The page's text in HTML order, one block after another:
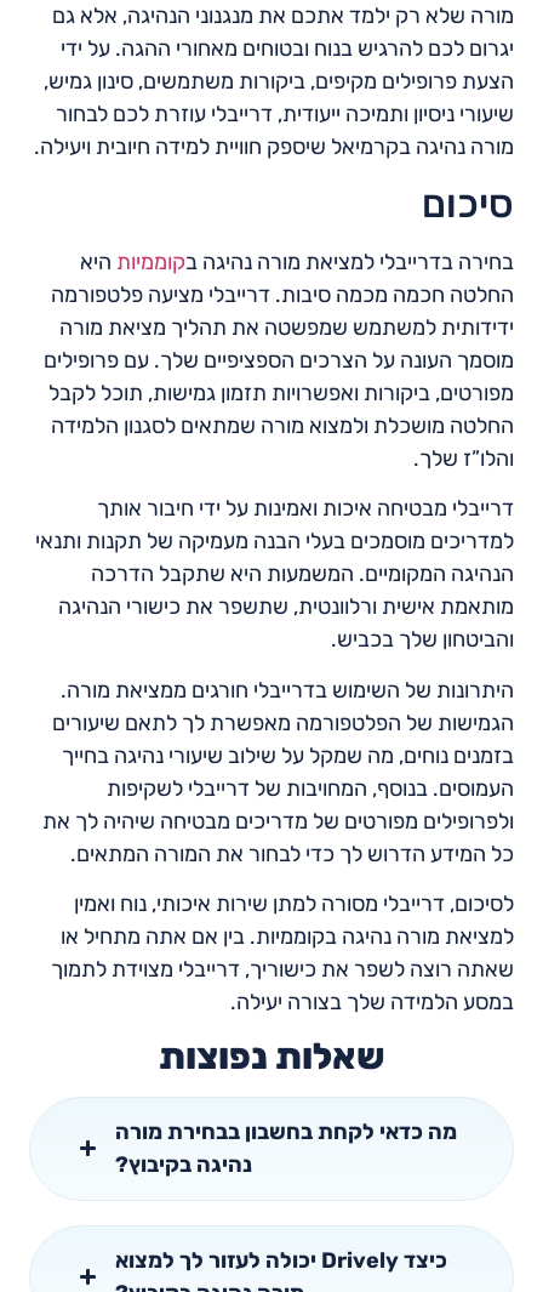
מורה שלא רק ילמד אתכם את מנגנוני הנהיגה, אלא גם
יגרום לכם להרגיש בנוח ובטוחים מאחורי ההגה. על ידי
הצעת פרופילים מקיפים, ביקורות משתמשים, סינון גמיש,
שיעורי ניסיון ותמיכה ייעודית, דרייבלי עוזרת לכם לבחור
מורה נהיגה בקרמיאל שיספק חוויית למידה חיובית ויעילה.
סיכום
בחירה בדרייבלי למציאת מורה נהיגה בקוממיות היא
החלטה חכמה מכמה סיבות. דרייבלי מציעה פלטפורמה
ידידותית למשתמש שמפשטה את תהליך מציאת מורה
מוסמך העונה על הצרכים הספציפיים שלך. עם פרופילים
מפורטים, ביקורות ואפשרויות תזמון גמישות, תוכל לקבל
החלטה מושכלת ולמצוא מורה שמתאים לסגנון הלמידה
והלו”ז שלך.
דרייבלי מבטיחה איכות ואמינות על ידי חיבור אותך
למדריכים מוסמכים בעלי הבנה מעמיקה של תקנות ותנאי
הנהיגה המקומיים. המשמעות היא שתקבל הדרכה
מותאמת אישית ורלוונטית, שתשפר את כישורי הנהיגה
והביטחון שלך בכביש.
היתרונות של השימוש בדרייבלי חורגים ממציאת מורה.
הגמישות של הפלטפורמה מאפשרת לך לתאם שיעורים
בזמנים נוחים, מה שמקל על שילוב שיעורי נהיגה בחייך
העמוסים. בנוסף, המחויבות של דרייבלי לשקיפות
ולפרופילים מפורטים של מדריכים מבטיחה שיהיה לך את
כל המידע הדרוש לך כדי לבחור את המורה המתאים.
לסיכום, דרייבלי מסורה למתן שירות איכותי, נוח ואמין
למציאת מורה נהיגה בקוממיות. בין אם אתה מתחיל או
שאתה רוצה לשפר את כישוריך, דרייבלי מצוידת לתמוך
במסע הלמידה שלך בצורה יעילה.
שאלות נפוצות
מה כדאי לקחת בחשבון בבחירת מורה
נהיגה בקיבוץ?
כיצד Drively יכולה לעזור לך למצוא